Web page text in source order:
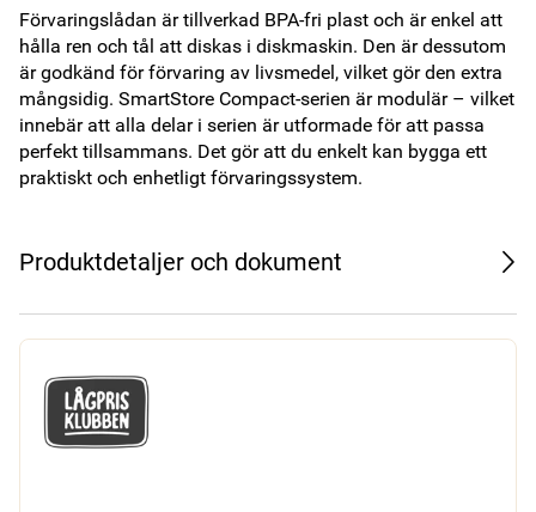
Förvaringslådan är tillverkad BPA-fri plast och är enkel att
hålla ren och tål att diskas i diskmaskin. Den är dessutom
är godkänd för förvaring av livsmedel, vilket gör den extra
mångsidig. SmartStore Compact-serien är modulär – vilket
innebär att alla delar i serien är utformade för att passa
perfekt tillsammans. Det gör att du enkelt kan bygga ett
praktiskt och enhetligt förvaringssystem.
Produktdetaljer och dokument